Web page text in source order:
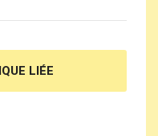
LIÉE